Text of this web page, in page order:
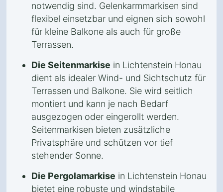
notwendig sind. Gelenkarmmarkisen sind
flexibel einsetzbar und eignen sich sowohl
für kleine Balkone als auch für große
Terrassen.
Die Seitenmarkise in Lichtenstein Honau
dient als idealer Wind- und Sichtschutz für
Terrassen und Balkone. Sie wird seitlich
montiert und kann je nach Bedarf
ausgezogen oder eingerollt werden.
Seitenmarkisen bieten zusätzliche
Privatsphäre und schützen vor tief
stehender Sonne.
Die Pergolamarkise in Lichtenstein Honau
bietet eine robuste und windstabile